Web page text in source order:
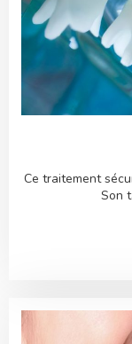
Ce traitement
Son